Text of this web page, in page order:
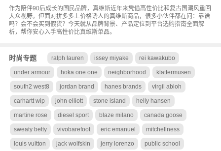
作为陪伴90后成长的国民品牌，真维斯近年来凭借高性价比和复古国潮风重回
大众视野。但面对拼多多上价格诱人的真维斯商品，很多小伙伴都在问：靠谱
吗？会不会买到假货？今天就从品牌背景、产品定位到平台选购指南全面解
析，帮你安心入手高性价比真维斯单品。
时尚专题 ralph lauren issey miyake rei kawakubo
under armour hoka one one neighborhood klattermusen
south2 west8 jordan brand hanes brands virgil abloh
carhartt wip john elliott stone island helly hansen
martine rose diesel sport blaze milano canada goose
sweaty betty vivobarefoot eric emanuel mitchellness
louis vuitton jack wolfskin jerry lorenzo public school